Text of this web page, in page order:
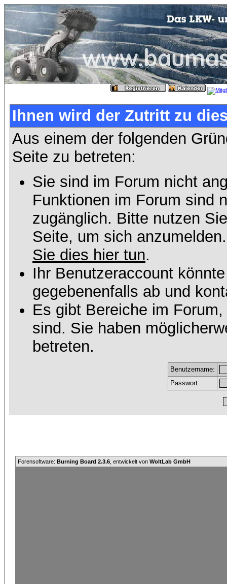
Ihnen wird der Zutritt zu
Aus einem der folgenden
Seite zu betreten:
Sie sind im Forum nicht
Funktionen im Forum sind
zugänglich. Bitte nutzen
Seite, um sich
Sie dies hier tun.
Ihr Benutzeraccount
gegebenenfalls ab und
Es gibt Bereiche im
sind. Sie haben
betreten.
Benutzername:
Passwort:
Forensoftware: Burning Board 2.3.6 , entwickelt von WoltLab GmbH